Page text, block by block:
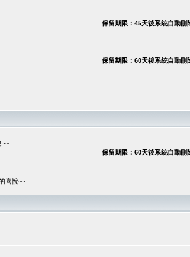
保留期限：45天後系統自動刪除
保留期限：60天後系統自動刪除
~~
保留期限：60天後系統自動刪除
喜悅~~